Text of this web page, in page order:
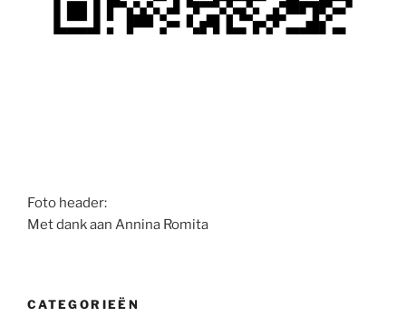
Foto header:
Met dank aan Annina Romita
CATEGORIEËN